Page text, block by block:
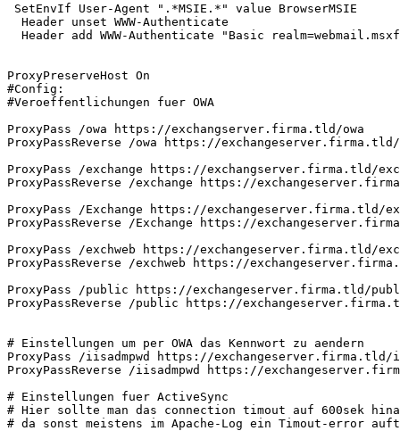
SetEnvIf User-Agent ".*MSIE.*" value BrowserMSIE
  Header unset WWW-Authenticate
Header add WWW-Authenticate "Basic
ProxyPreserveHost On
#Config:
#Veroeffentlichungen fuer OWA
ProxyPass /owa https://exchangserver.firma.tld/owa
ProxyPassReverse /owa https://exchangeserver.firma.tld/
ProxyPass /exchange https://exchangserver.firma.tld/
ProxyPassReverse /exchange https://
ProxyPass /Exchange https://exchangeserver.firma.tld/
ProxyPassReverse /Exchange https://
ProxyPass /exchweb https://exchangeserver.firma.tld/
ProxyPassReverse /exchweb https://
ProxyPass /public https://exchangeserver.firma.tld/
ProxyPassReverse /public https://
# Einstellungen um per OWA das Kennwort zu aendern
ProxyPass /iisadmpwd https://exchangeserver.firma.tld/
ProxyPassReverse /iisadmpwd https://
# Einstellungen fuer ActiveSync
# Hier sollte man das connection timout auf 600sek
# da sonst meistens im Apache-Log ein Timout-error